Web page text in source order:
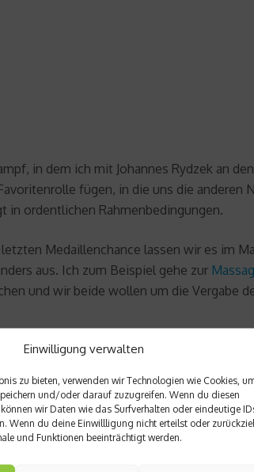
Einwilligung verwalten
zu bieten, verwenden wir Technologien wie Cookies,
und/oder darauf zuzugreifen. Wenn du diesen
wir Daten wie das Surfverhalten oder eindeutige
Wenn du deine Einwillligung nicht erteilst oder
und Funktionen beeinträchtigt werden.
in dem ich mit Johannes Rydzek an
fügen, in die uns die
in ordentlichen Rahmenbedingungen.
Medaillenchance lassen wir es im
aus. Ich zum Beispiel gehe zur
und wir beide wollen um die Vergabe